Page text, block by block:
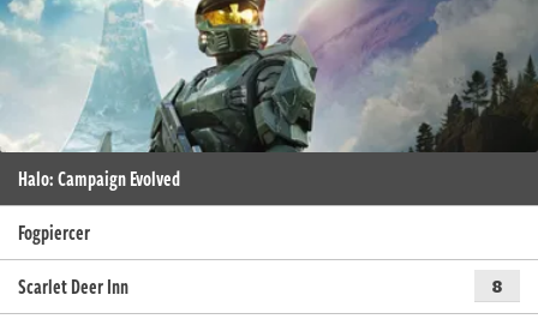
Halo: Campaign Evolved
Fogpiercer
Scarlet Deer Inn
8